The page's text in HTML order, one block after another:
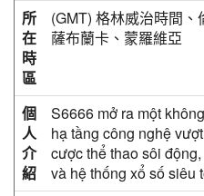
所
在
時
區
(GMT) 格林威治時間
薩布蘭卡、蒙羅維亞
個
人
介
紹
S6666 mở ra một
hạ tầng công nghệ
cược thể thao sôi
và hệ thống xổ số siêu